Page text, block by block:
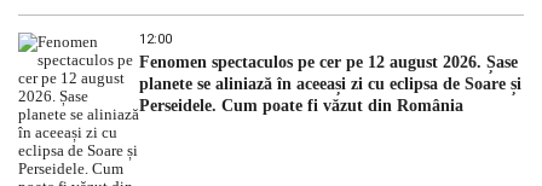
12:00
Fenomen spectaculos pe cer pe 12 august 2026. Șase
planete se aliniază în aceeași zi cu eclipsa de Soare și
Perseidele. Cum poate fi văzut din România